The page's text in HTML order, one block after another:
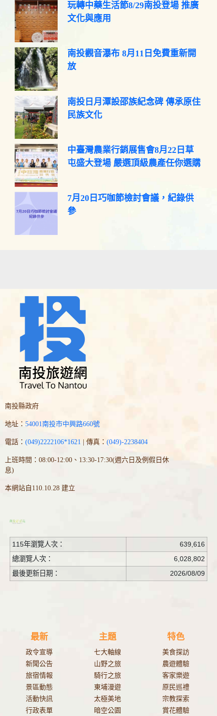
玩轉中藥生活節8/29南投登場 推廣
文化與應用
南投觀音瀑布 8月11日免費重新開
放
南投日月潭設邵族紀念碑 傳承原住
民族文化
中臺灣農業行銷展售會8月22日草
屯盛大登場 嚴選頂級農產任你選購
7月20日巧咖節檢討會議，紀錄供
參
南投縣政府
地址： 54001南投市中興路660號
電話： (049)2222106*1621 | 傳真： (049)-2238404
上班時間：08:00-12:00、13:30-17:30(週六日及例假日休
息)
本網站自110.10.28 建立
115年瀏覽人次：
639,616
總瀏覽人次：
6,028,802
最後更新日期：
2026/08/09
最新
政令宣導
新聞公告
旅宿情報
景區動態
活動快訊
行政表單
主題
七大軸線
山野之旅
騎行之旅
東埔漫遊
太極美地
暗空公園
特色
美食探訪
農遊體驗
客家樂遊
原民巡禮
宗教探索
賞花體驗